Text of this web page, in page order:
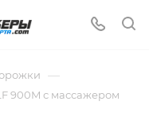
—
900M с массажером